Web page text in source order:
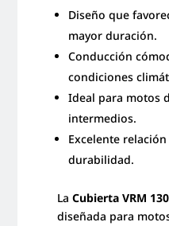
Diseño que
mayor duración.
Conducción
condiciones
Ideal para motos
intermedios.
Excelente
durabilidad.
LaCubierta VRM
diseñada para